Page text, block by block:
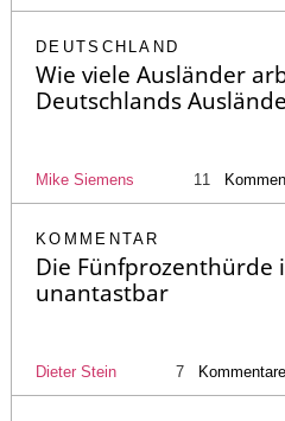
DEUTSCHLAND
Wie viele Ausländer
Deutschlands
Mike Siemens 11
KOMMENTAR
Die Fünfprozenthürde
unantastbar
Dieter Stein 7